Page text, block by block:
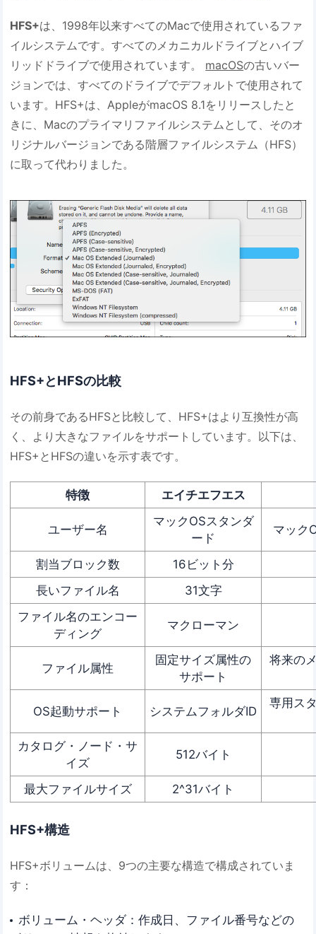
HFS+は、1998年以来すべてのMacで使用されているファ
イルシステムです。すべてのメカニカルドライブとハイブ
リッドドライブで使用されています。 macOSの古いバー
ジョンでは、すべてのドライブでデフォルトで使用されて
います。HFS+は、AppleがmacOS 8.1をリリースしたと
きに、Macのプライマリファイルシステムとして、そのオ
リジナルバージョンである階層ファイルシステム（HFS）
に取って代わりました。
HFS+とHFSの比較
その前身であるHFSと比較して、HFS+はより互換性が高
く、より大きなファイルをサポートしています。以下は、
HFS+とHFSの違いを示す表です。
特徴 エイチエフエス
ユーザー名
マックOSスタンダ
ード
マック
割当ブロック数 16ビット分
長いファイル名
31文字
ファイル名のエンコー
ディング
マクローマン
ファイル属性
固定サイズ属性の
サポート
将来の
OS起動サポート システムフォルダID
専用ス
カタログ・ノード・サ
イズ
512バイト
最大ファイルサイズ 2^31バイト
HFS+構造
HFS+ボリュームは、9つの主要な構造で構成されていま
す：
ボリューム・ヘッダ：作成日、ファイル番号などの